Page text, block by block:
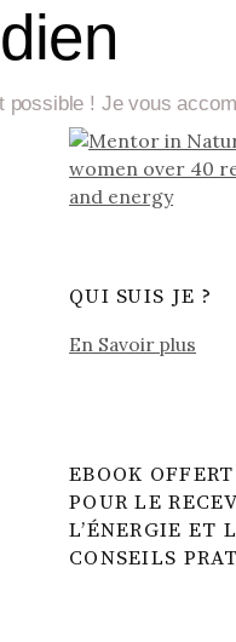
possible ! Je vous
QUI SUIS JE ?
En Savoir plus
EBOOK
POUR LE
L’ÉNERGIE ET
CONSEILS